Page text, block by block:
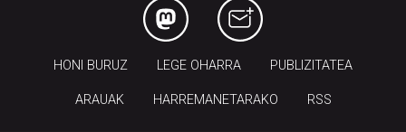
HONI BURUZ LEGE OHARRA PUBLIZITATEA
ARAUAK HARREMANETARAKO RSS